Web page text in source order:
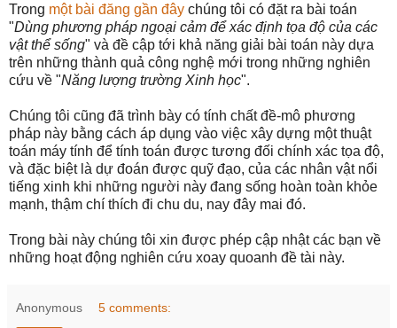
Trong một bài đăng gần đây chúng tôi có đặt ra bài toán
"Dùng phương pháp ngoại cảm để xác định tọa độ của các
vật thể sống" và đề cập tới khả năng giải bài toán này dựa
trên những thành quả công nghệ mới trong những nghiên
cứu về "Năng lượng trường Xinh học".
Chúng tôi cũng đã trình bày có tính chất đề-mô phương
pháp này bằng cách áp dụng vào việc xây dựng một thuật
toán máy tính để tính toán được tương đối chính xác tọa độ,
và đặc biệt là dự đoán được quỹ đạo, của các nhân vật nổi
tiếng xinh khi những người này đang sống hoàn toàn khỏe
mạnh, thậm chí thích đi chu du, nay đây mai đó.
Trong bài này chúng tôi xin được phép cập nhật các bạn về
những hoạt động nghiên cứu xoay quoanh đề tài này.
Anonymous 5 comments: